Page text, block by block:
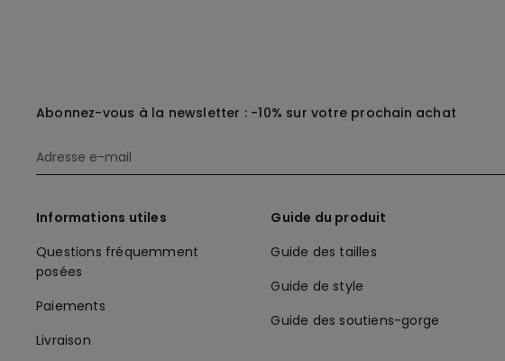
Abonnez-vous à la newsletter : -10% sur votre prochain achat
Informations utiles
Questions fréquemment
posées
Paiements
Livraison
Guide du produit
Guide des tailles
Guide de style
Guide des soutiens-gorge